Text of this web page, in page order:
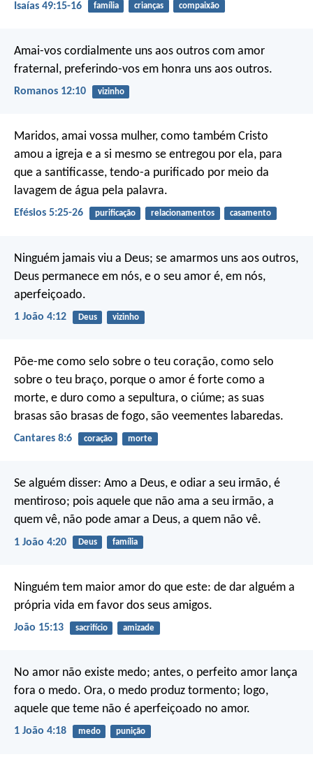
Isaías 49:15-16 família crianças compaixão
Amai-vos cordialmente uns aos outros com amor
fraternal, preferindo-vos em honra uns aos outros.
Romanos 12:10 vizinho
Maridos, amai vossa mulher, como também Cristo
amou a igreja e a si mesmo se entregou por ela, para
que a santificasse, tendo-a purificado por meio da
lavagem de água pela palavra.
Efésios 5:25-26 purificação relacionamentos casamento
Ninguém jamais viu a Deus; se amarmos uns aos outros,
Deus permanece em nós, e o seu amor é, em nós,
aperfeiçoado.
1 João 4:12 Deus vizinho
Põe-me como selo sobre o teu coração, como selo
sobre o teu braço, porque o amor é forte como a
morte, e duro como a sepultura, o ciúme; as suas
brasas são brasas de fogo, são veementes labaredas.
Cantares 8:6 coração morte
Se alguém disser: Amo a Deus, e odiar a seu irmão, é
mentiroso; pois aquele que não ama a seu irmão, a
quem vê, não pode amar a Deus, a quem não vê.
1 João 4:20 Deus família
Ninguém tem maior amor do que este: de dar alguém a
própria vida em favor dos seus amigos.
João 15:13 sacrifício amizade
No amor não existe medo; antes, o perfeito amor lança
fora o medo. Ora, o medo produz tormento; logo,
aquele que teme não é aperfeiçoado no amor.
1 João 4:18 medo punição